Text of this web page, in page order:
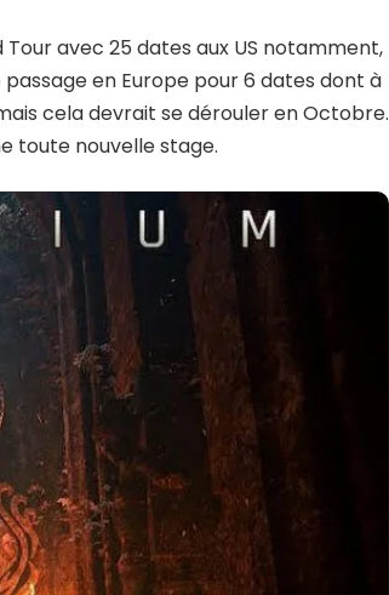
avec 25 dates aux US notamment,
passage en Europe pour 6 dates dont à
cela devrait se dérouler en Octobre.
toute nouvelle stage.